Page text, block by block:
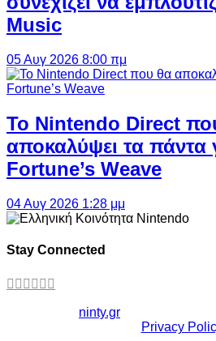
Music
05 Αυγ 2026 8:00 πμ
Το Nintendo Direct
αποκαλύψει τα πάντα
Fortune’s Weave
04 Αυγ 2026 1:28 μμ
Stay Connected
ninty.gr
Privacy